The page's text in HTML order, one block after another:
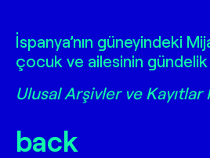
A Village in Spain
İspanya’nın güneyindeki
çocuk ve ailesinin gündelik
Ulusal Arşivler ve Kayıtlar
back